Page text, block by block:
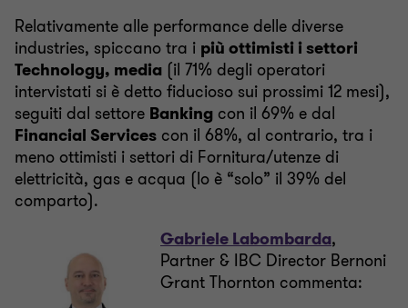
Relativamente alle performance delle diverse
industries, spiccano tra i più ottimisti i settori
Technology, media (il 71% degli operatori
intervistati si è detto fiducioso sui prossimi 12 mesi),
seguiti dal settore Banking con il 69% e dal
Financial Services con il 68%, al contrario, tra i
meno ottimisti i settori di Fornitura/utenze di
elettricità, gas e acqua (lo è “solo” il 39% del
comparto).
Gabriele Labombarda,
Partner & IBC Director Bernoni
Grant Thornton commenta: